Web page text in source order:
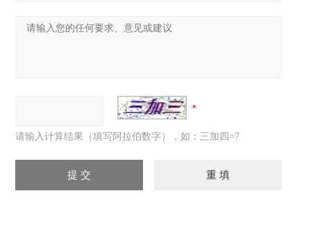
请输入计算结果（填写阿拉伯数字），如：三加四=7